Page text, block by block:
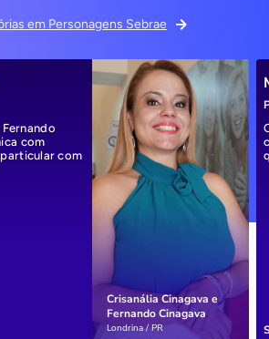
em Personagens Sebrae
Crisanália Cinagava e
Fernando Cinagava
Londrina / PR
com
com